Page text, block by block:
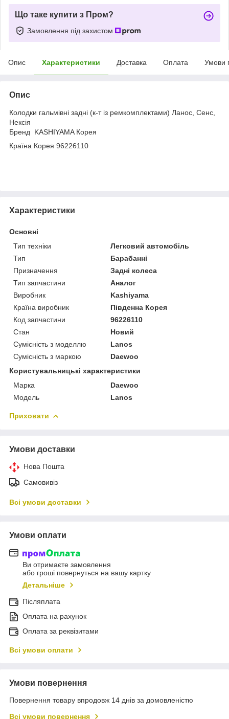
Що таке купити з Пром?
Замовлення під захистом
Опис Характеристики Доставка Оплата Умови
Опис
Колодки гальмівні задні (к-т із ремкомплектами) Ланос, Сенс,
Нексія
Бренд KASHIYAMA Корея
Країна Корея 96226110
Характеристики
Основні
Тип техніки
Легковий автомобіль
Тип
Барабанні
Призначення
Задні колеса
Тип запчастини
Аналог
Виробник
Kashiyama
Країна виробник
Південна Корея
Код запчастини
96226110
Стан
Новий
Сумісність з моделлю
Lanos
Сумісність з маркою
Daewoo
Користувальницькі характеристики
Марка
Daewoo
Модель
Lanos
Приховати
Умови доставки
Нова Пошта
Самовивіз
Всі умови доставки
Умови оплати
Ви отримаєте замовлення
або гроші повернуться на вашу картку
Детальніше
Післяплата
Оплата на рахунок
Оплата за реквізитами
Всі умови оплати
Умови повернення
Повернення товару впродовж 14 днів за домовленістю
Всі умови повернення